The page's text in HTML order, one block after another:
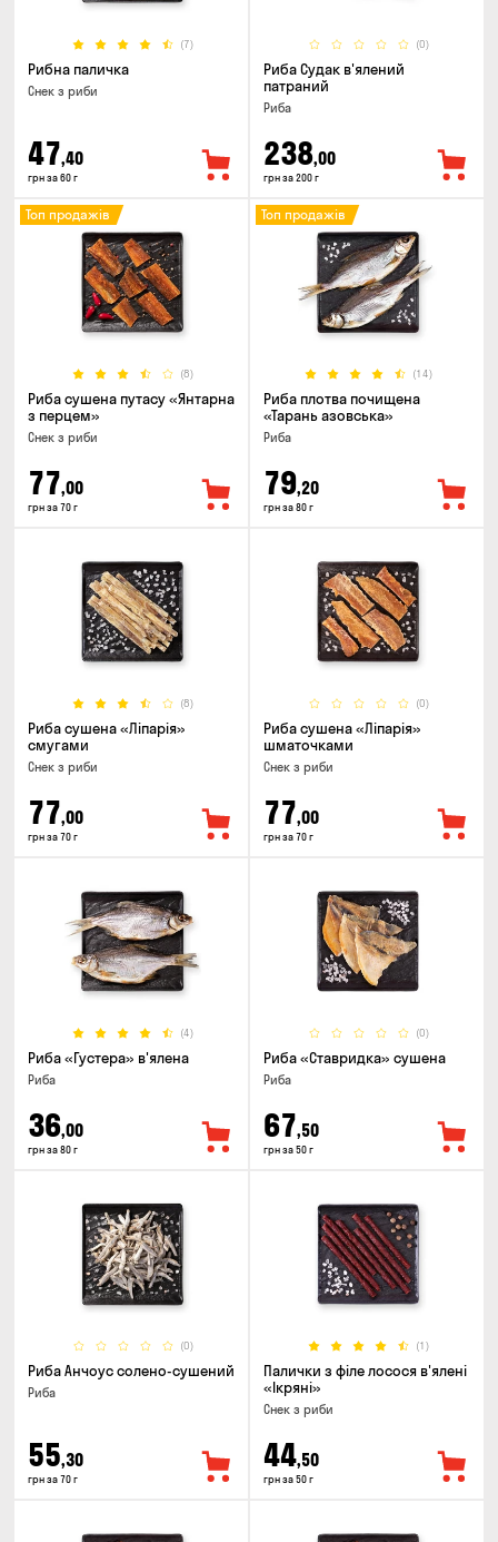
(7)
Рибна паличка
Снек з риби
47,40
грн за 60 г
(0)
Риба Судак в'ялений
патраний
Риба
238,00
грн за 200 г
(8)
Топ продажів
Риба сушена путасу «Янтарна
з перцем»
Снек з риби
77,00
грн за 70 г
(14)
Топ продажів
Риба плотва почищена
«Тарань азовська»
Риба
79,20
грн за 80 г
(8)
Риба сушена «Ліпарія»
смугами
Снек з риби
77,00
грн за 70 г
(0)
Риба сушена «Ліпарія»
шматочками
Снек з риби
77,00
грн за 70 г
(4)
Риба «Густера» в'ялена
Риба
36,00
грн за 80 г
(0)
Риба «Ставридка» сушена
Риба
67,50
грн за 50 г
(0)
Риба Анчоус солено-сушений
Риба
55,30
грн за 70 г
(1)
Палички з філе лосося в'ялені
«Ікряні»
Снек з риби
44,50
грн за 50 г